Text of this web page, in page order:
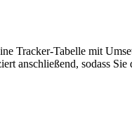
Tracker-Tabelle mit
sodass